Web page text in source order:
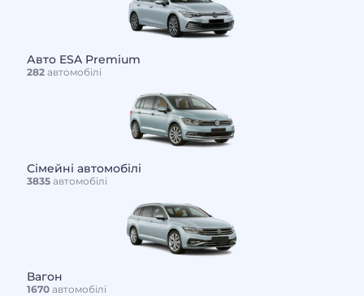
Авто ESA Premium
282автомобілі
Сімейні автомобілі
3835автомобілі
Вагон
1670автомобілі